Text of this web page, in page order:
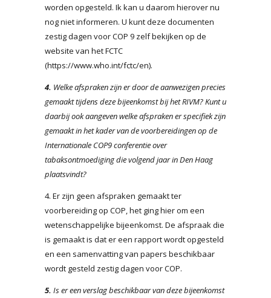
worden opgesteld. Ik kan u daarom hierover nu
nog niet informeren. U kunt deze documenten
zestig dagen voor COP 9 zelf bekijken op de
website van het FCTC
(https://www.who.int/fctc/en).
4. Welke afspraken zijn er door de aanwezigen precies
gemaakt tijdens deze bijeenkomst bij het RIVM? Kunt u
daarbij ook aangeven welke afspraken er specifiek zijn
gemaakt in het kader van de voorbereidingen op de
Internationale COP9 conferentie over
tabaksontmoediging die volgend jaar in Den Haag
plaatsvindt?
4. Er zijn geen afspraken gemaakt ter
voorbereiding op COP, het ging hier om een
wetenschappelijke bijeenkomst. De afspraak die
is gemaakt is dat er een rapport wordt opgesteld
en een samenvatting van papers beschikbaar
wordt gesteld zestig dagen voor COP.
5. Is er een verslag beschikbaar van deze bijeenkomst